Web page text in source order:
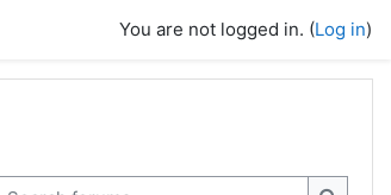
You are not logged in. (Log in)